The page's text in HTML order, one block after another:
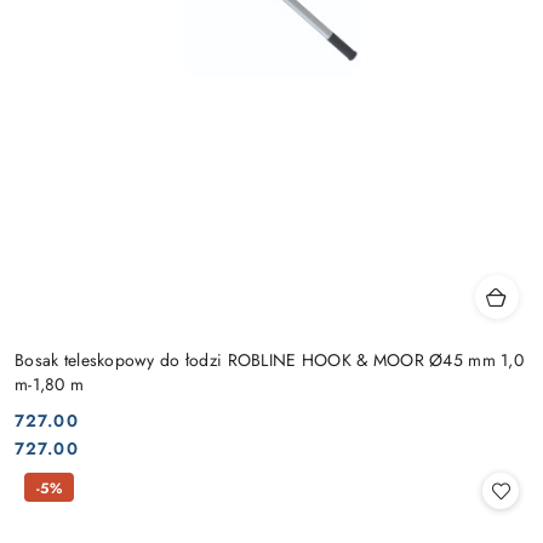
Bosak teleskopowy do łodzi ROBLINE HOOK & MOOR Ø45 mm 1,0
m-1,80 m
Cena:
727.00
Cena:
727.00
-5%